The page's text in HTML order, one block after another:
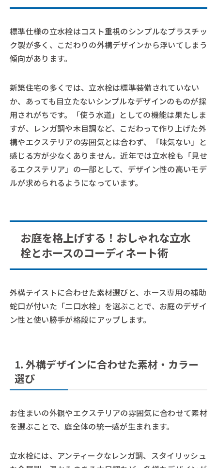
標準仕様の立水栓はコスト重視のシンプルなプラスチッ
ク製が多く、こだわりの外構デザインから浮いてしまう
傾向があります。
新築住宅の多くでは、立水栓は標準装備されていない
か、あっても目立たないシンプルなデザインのものが採
用されがちです。「使う水道」としての機能は果たしま
すが、レンガ調や木目調など、こだわって作り上げた外
構やエクステリアの雰囲気とは合わず、「味気ない」と
感じる方が少なくありません。近年では立水栓も「見せ
るエクステリア」の一部として、デザイン性の高いモデ
ルが求められるようになっています。
お庭を格上げする！おしゃれな立水
栓とホースのコーディネート術
外構テイストに合わせた素材選びと、ホース専用の補助
蛇口が付いた「二口水栓」を選ぶことで、お庭のデザイ
ン性と使い勝手が格段にアップします。
1. 外構デザインに合わせた素材・カラー
選び
お住まいの外観やエクステリアの雰囲気に合わせて素材
を選ぶことで、庭全体の統一感が生まれます。
立水栓には、アンティークなレンガ調、スタイリッシュ